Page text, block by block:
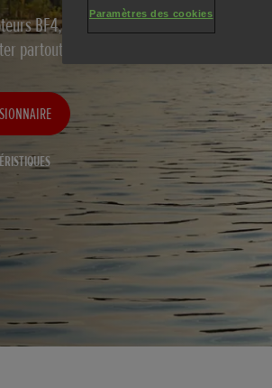
BF4, BF5 et BF6 légers et ultra-fiables. Ils
partout avec vous.
Paramètres des cookies